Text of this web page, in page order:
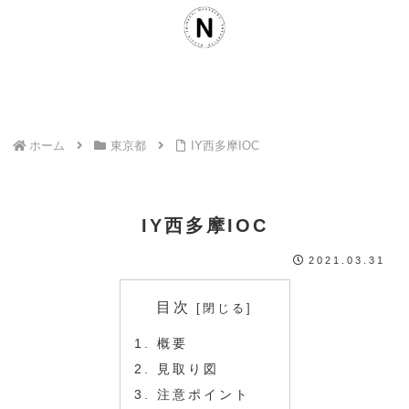
ホーム 東京都 IY西多摩IOC
IY西多摩IOC
2021.03.31
目次
概要
見取り図
注意ポイント